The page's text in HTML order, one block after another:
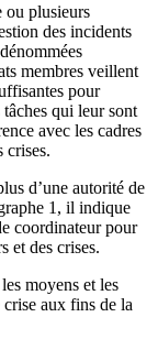
ou plusieurs
des incidents
membres veillent
pour
qui leur sont
avec les cadres
crises.
d’une autorité de
1, il indique
coordinateur pour
et des crises.
moyens et les
aux fins de la